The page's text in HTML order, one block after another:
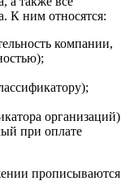
К ним относятся:
компании,
при оплате
прописываются